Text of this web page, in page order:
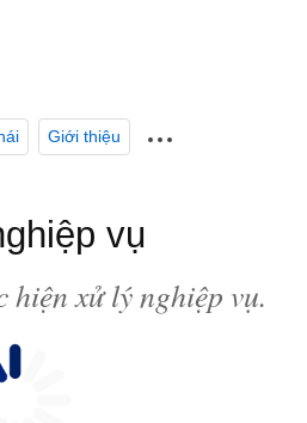
Giới thiệu
vụ
hiện xử lý nghiệp vụ.